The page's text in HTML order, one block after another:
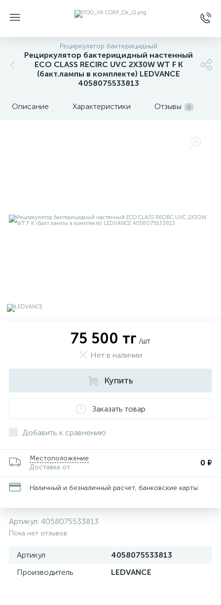
Рециркулятор бактерицидный
Рециркулятор бактерицидный настенный
ECO CLASS RECIRC UVC 2X30W WT F K
(бакт.лампы в комплекте) LEDVANCE
4058075533813
Описание Характеристики Отзывы 0
75 500 тг /шт
Нет в наличии
Купить
Заказать товар
Добавить к сравнению
Местоположение
Доставка от
0 ₽
Наличный и безналичный расчет, банковские карты
Артикул: 4058075533813
Пока нет отзывов
Артикул
4058075533813
Производитель
LEDVANCE